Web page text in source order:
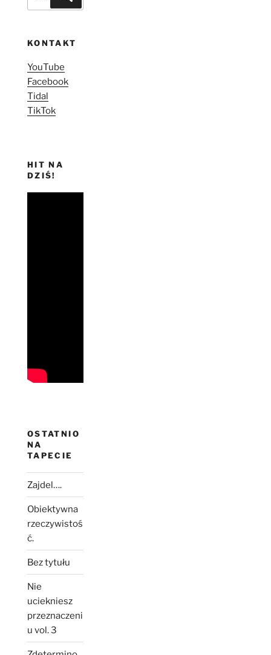
KONTAKT
YouTube
Facebook
Tidal
TikTok
HIT NA
DZIŚ!
OSTATNIO
NA
TAPECIE
Zajdel….
Obiektywna
rzeczywistoś
ć.
Bez tytułu
Nie
uciekniesz
przeznaczeni
u vol. 3